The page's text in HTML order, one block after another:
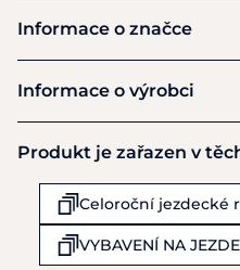
Informace o značce
Equiservis
Informace o výrobci
Equiservis s.r.o.
Obchodní 977
Rudná u Prahy
Česká republika
Produkt je zařazen v
Celoroční jezdecké
VYBAVENÍ NA